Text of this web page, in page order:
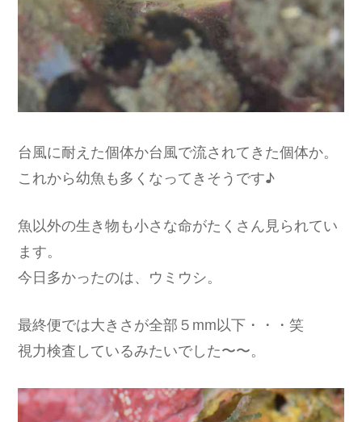
台風に耐えた個体か台風で流されてきた個体か。
これから幼魚も多くなってきそうです♪
魚以外の生き物も小さな命がたくさん見られてい
ます。
今日多かったのは、ウミウシ。
最終便では大きさが全部５mm以下・・・笑
視力検査しているみたいでした〜〜。